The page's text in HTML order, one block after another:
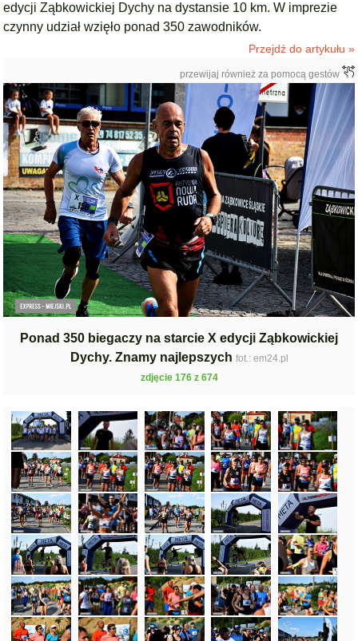
edycji Ząbkowickiej Dychy na dystansie 10 km. W imprezie
czynny udział wzięło ponad 350 zawodników.
Przejdź do artykułu »
przewijaj również za pomocą gestów
Ponad 350 biegaczy na starcie X edycji Ząbkowickiej
Dychy. Znamy najlepszych fot.: em24.pl
zdjęcie 176 z 674